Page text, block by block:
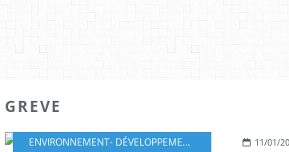
GREVE
ENVIRONNEMENT- DÉVELOPPEMENT DURABLE ,GRÈVE,
11/01/